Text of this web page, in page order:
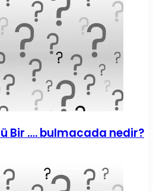
Bir …. bulmacada nedir?